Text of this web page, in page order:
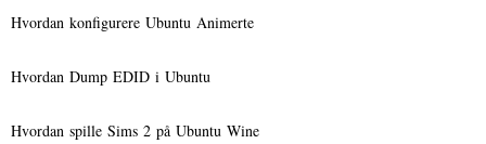
Hvordan konfigurere Ubuntu Animerte
Hvordan Dump EDID i Ubuntu
Hvordan spille Sims 2 på Ubuntu Wine